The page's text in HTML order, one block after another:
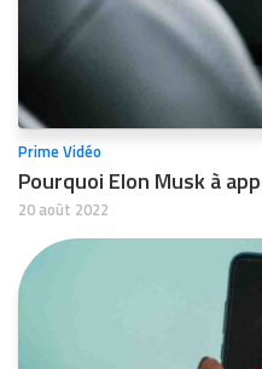
Prime Vidéo
Pourquoi Elon Musk à
20 août 2022